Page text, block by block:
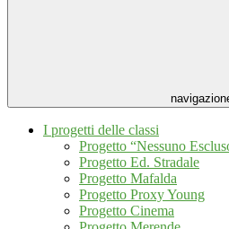
I progetti delle classi
Progetto “Nessuno
Progetto Ed. Stradale
Progetto Mafalda
Progetto Proxy Young
Progetto Cinema